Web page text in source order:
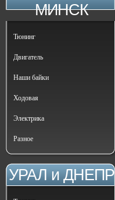
МИНСК
Тюнинг
Двигатель
Наши байки
Ходовая
Электрика
Разное
УРАЛ и ДНЕПР